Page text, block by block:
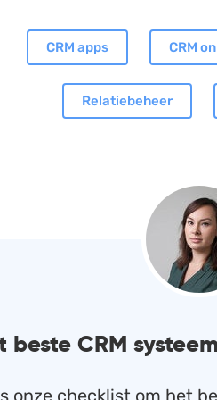
CRM apps CRM
Relatiebeheer
beste CRM
onze checklist om het